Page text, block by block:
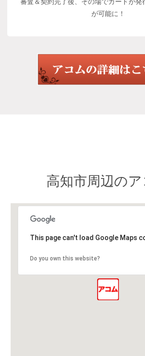
が可能に！
高知市周辺の
This page can't load Google Maps
Do you own this website?